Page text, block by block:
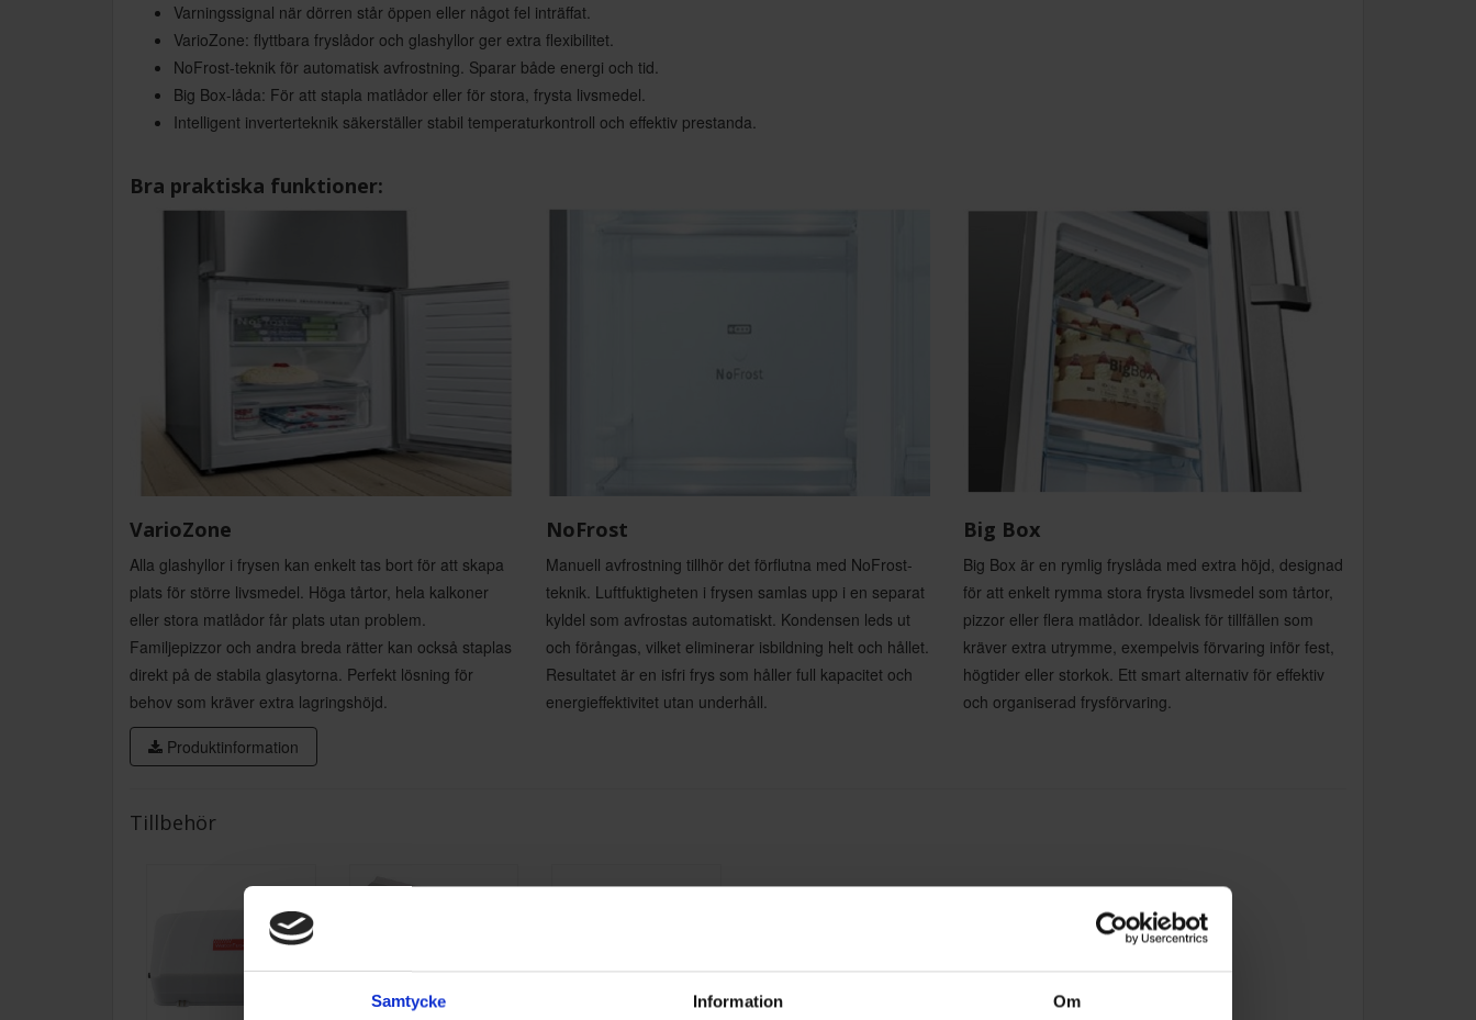
Samtycke Information Om
Varningssignal när dörren står öppen eller något fel inträffat.
VarioZone: flyttbara fryslådor och glashyllor ger extra flexibilitet.
NoFrost-teknik för automatisk avfrostning. Sparar både energi och tid.
Big Box-låda: För att stapla matlådor eller för stora, frysta livsmedel.
Intelligent inverterteknik säkerställer stabil temperaturkontroll och effektiv prestanda.
Bra praktiska funktioner:
VarioZone
Alla glashyllor i frysen kan enkelt tas bort för att skapa
plats för större livsmedel. Höga tårtor, hela kalkoner
eller stora matlådor får plats utan problem.
Familjepizzor och andra breda rätter kan också staplas
direkt på de stabila glasytorna. Perfekt lösning för
behov som kräver extra lagringshöjd.
NoFrost
Manuell avfrostning tillhör det förflutna med NoFrost-
teknik. Luftfuktigheten i frysen samlas upp i en separat
kyldel som avfrostas automatiskt. Kondensen leds ut
och förångas, vilket eliminerar isbildning helt och hållet.
Resultatet är en isfri frys som håller full kapacitet och
energieffektivitet utan underhåll.
Big Box
Big Box är en rymlig fryslåda med extra höjd, designad
för att enkelt rymma stora frysta livsmedel som tårtor,
pizzor eller flera matlådor. Idealisk för tillfällen som
kräver extra utrymme, exempelvis förvaring inför fest,
högtider eller storkok. Ett smart alternativ för effektiv
och organiserad frysförvaring.
Produktinformation
Tillbehör